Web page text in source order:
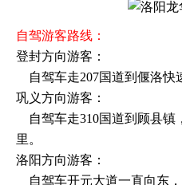
自驾游客路线：
登封方向游客：
自驾车走207国道到偃洛快
巩义方向游客：
自驾车走310国道到顾县镇
里。
洛阳方向游客：
自驾车开元大道一直向东